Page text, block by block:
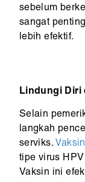
sebelum
sangat
lebih efektif.
Lindungi Diri
Selain
langkah
serviks.
tipe virus
Vaksin ini